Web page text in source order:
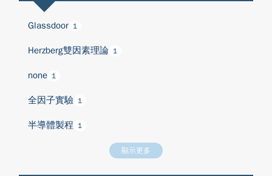
Glassdoor 1
Herzberg雙因素理論 1
none 1
全因子實驗 1
半導體製程 1
顯示更多